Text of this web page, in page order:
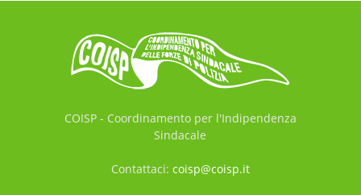
COISP - Coordinamento per l'Indipendenza
Sindacale
Contattaci: coisp@coisp.it